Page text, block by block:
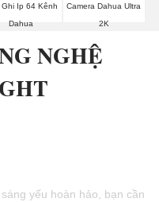
Ip 64 Kênh
Dahua
Camera Dahua Ultra
2K
NGHỆ
yếu hoàn hảo, bạn cần